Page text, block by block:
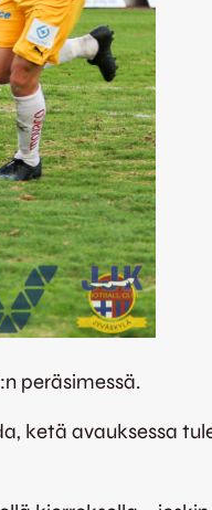
peräsimessä.
ketä avauksessa